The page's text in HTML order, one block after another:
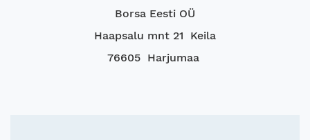
Borsa Eesti OÜ
Haapsalu mnt 21 Keila
76605 Harjumaa